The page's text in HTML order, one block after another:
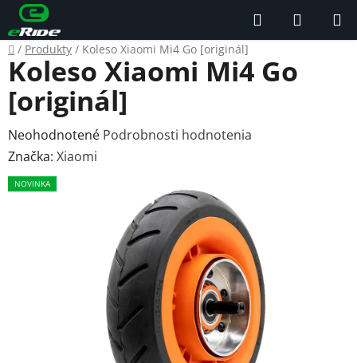
Prejsť
na
obsah
Hľadať
KOŠÍK
Domov
/ Produkty / Koleso Xiaomi Mi4 Go [originál]
Koleso Xiaomi Mi4 Go
[originál]
Priemerné
hodnotenie
produktu
Neohodnotené Podrobnosti hodnotenia
Značka: Xiaomi
NOVINKA